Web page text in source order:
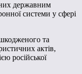
державним
системи у сфері
та
актів,
російської